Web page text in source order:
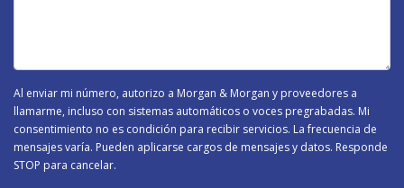
Al enviar mi número, autorizo a Morgan & Morgan y proveedores a
llamarme, incluso con sistemas automáticos o voces pregrabadas. Mi
consentimiento no es condición para recibir servicios. La frecuencia de
mensajes varía. Pueden aplicarse cargos de mensajes y datos. Responde
STOP para cancelar.